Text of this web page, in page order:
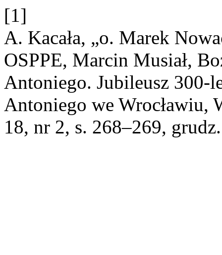
[1]
A. Kacała, „o. Marek
OSPPE, Marcin Musiał,
Antoniego. Jubileusz 300-
Antoniego we Wrocławiu,
18, nr 2, s. 268–269,